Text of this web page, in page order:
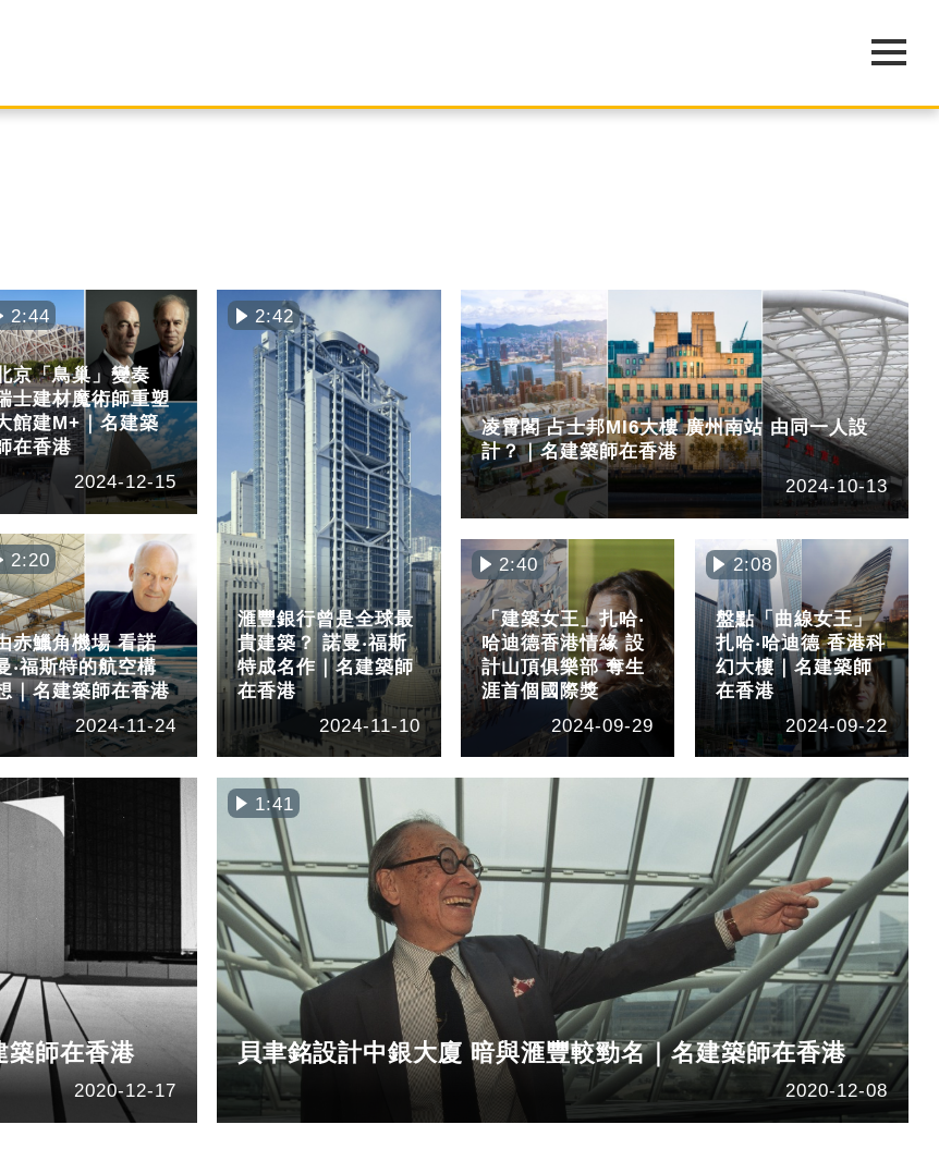
2:44
京「鳥巢」變奏
士建材魔術師重塑
館建M+｜名建築
在香港
2024-12-15
2:20
赤鱲角機場 看諾
‧福斯特的航空構
｜名建築師在香港
2024-11-24
2:42
滙豐銀行曾是全球最
貴建築？ 諾曼‧福斯
特成名作｜名建築師
在香港
2024-11-10
凌霄閣 占士邦MI6大樓 廣州南站 由同一人設
計？｜名建築師在香港
2024-10-13
2:40
「建築女王」扎哈‧
哈迪德香港情緣 設
計山頂俱樂部 奪生
涯首個國際獎
2024-09-29
2:08
盤點「曲線女王」
扎哈‧哈迪德 香港科
幻大樓｜名建築師
在香港
2024-09-22
築師在香港
2020-12-17
1:41
貝聿銘設計中銀大廈 暗與滙豐較勁名｜名建築師在香港
2020-12-08